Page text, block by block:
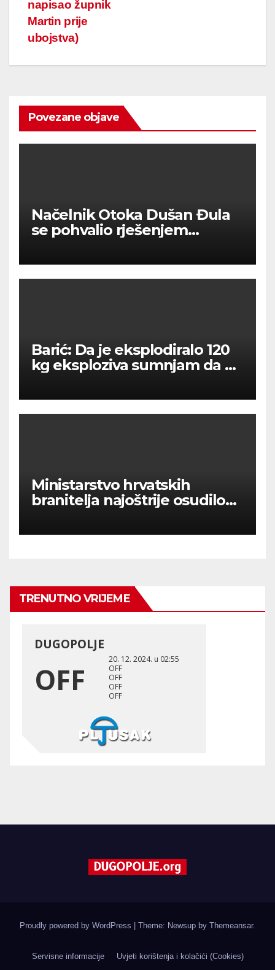
napisao župnik
Martin prije
ubojstva)
Povezane objave
Načelnik Otoka Dušan Đula
se pohvalio rješenjem
Barić: Da je eksplodiralo 120
kg eksploziva sumnjam da bi
Ministarstvo hrvatskih
branitelja najoštrije osudilo
Dežulovića
TRENUTNO VRIJEME
Proudly powered by WordPress | Theme: Newsup by Themeansar.
Servisne informacije Uvjeti korištenja i kolačići (Cookies)